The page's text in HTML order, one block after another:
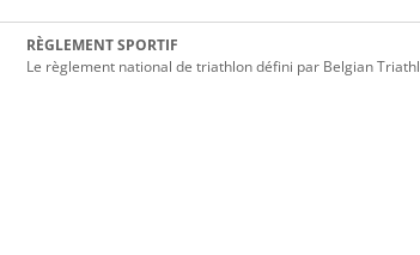
RÈGLEMENT SPORTIF
Le règlement national de triathlon défini par Belgian